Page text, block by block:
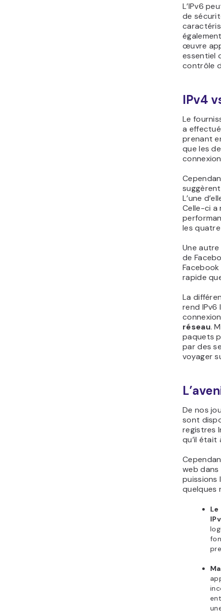
L’IPv6
de
œuvre
essentiel
contrôle
IPv4
Le
a
prenant
que les
L’une
Celle-ci a
les
Une
de
rapide
La
rend IPv6
réseau.
paquets
par des
voyager
De nos
sont
registres
qu’il était
web dans
puissions
quelques